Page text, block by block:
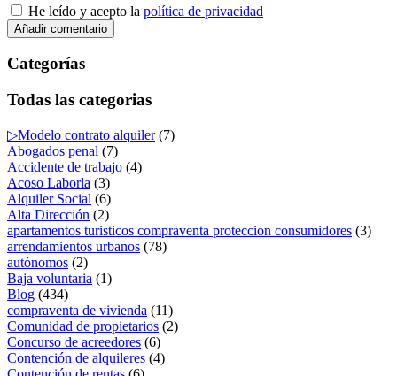
He leído y acepto la política de privacidad
Categorías
Todas las categorias
▷Modelo contrato alquiler(7)
Abogados penal (7)
Accidente de trabajo (4)
Acoso Laborla (3)
Alquiler Social (6)
Alta Dirección (2)
apartamentos turisticos compraventa proteccion consumidores (3)
arrendamientos urbanos (78)
autónomos (2)
Baja voluntaria (1)
Blog (434)
compraventa de vivienda (11)
Comunidad de propietarios (2)
Concurso de acreedores (6)
Contención de alquileres (4)